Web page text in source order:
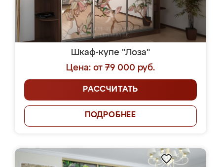
Шкаф-купе "Лоза"
Цена: от 79 000 руб.
РАССЧИТАТЬ
ПОДРОБНЕЕ